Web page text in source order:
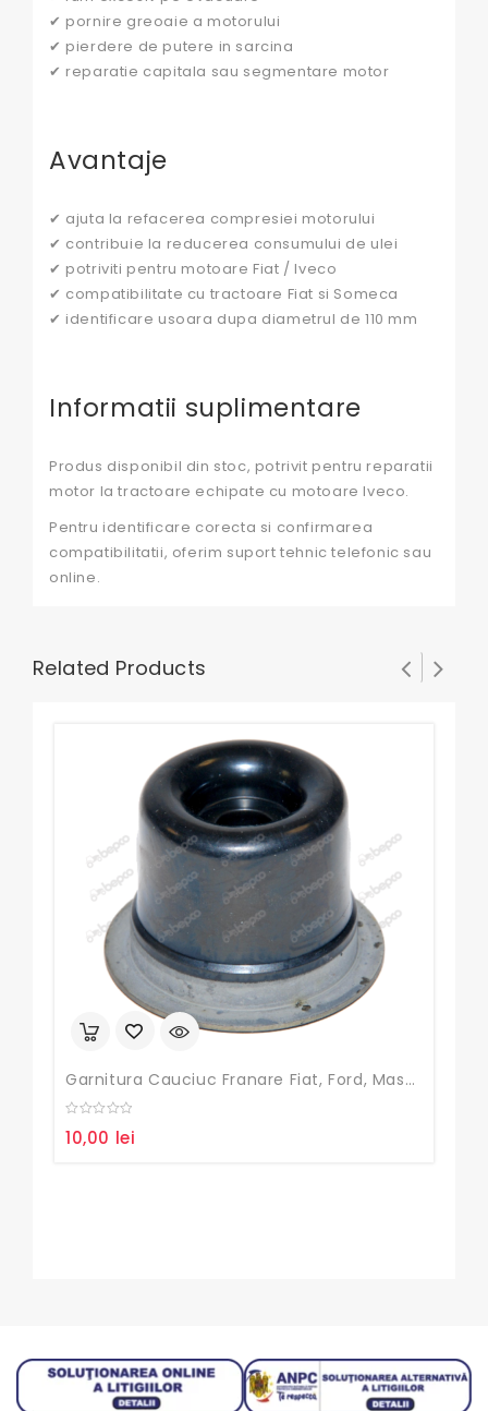
✔ pornire greoaie a motorului
✔ pierdere de putere in sarcina
✔ reparatie capitala sau segmentare motor
Avantaje
✔ ajuta la refacerea compresiei motorului
✔ contribuie la reducerea consumului de ulei
✔ potriviti pentru motoare Fiat / Iveco
✔ compatibilitate cu tractoare Fiat si Someca
✔ identificare usoara dupa diametrul de 110 mm
Informatii suplimentare
Produs disponibil din stoc, potrivit pentru reparatii
motor la tractoare echipate cu motoare Iveco.
Pentru identificare corecta si confirmarea
compatibilitatii, oferim suport tehnic telefonic sau
online.
Related Products
Garnitura Cauciuc Franare Fiat, Ford, Massey Ferguson
out
10,00 lei